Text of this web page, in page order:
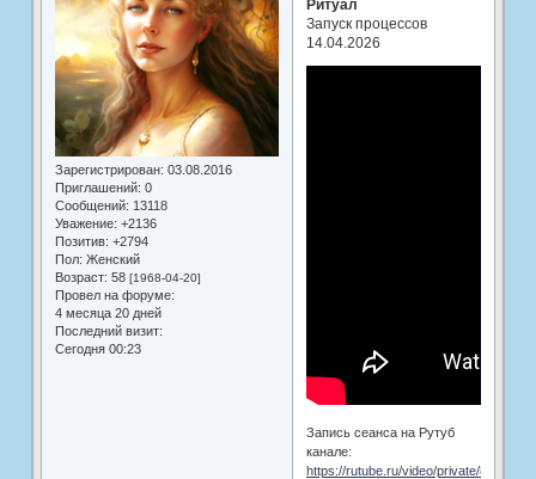
Зарегистрирован: 03.08.2016
Приглашений: 0
Сообщений: 13118
Уважение: +2136
Позитив: +2794
Пол: Женский
Возраст: 58 [1968-04-20]
Провел на форуме:
4 месяца 20 дней
Последний визит:
Сегодня 00:23
Ритуал
Запуск процессов
14.04.2026
Запись сеанса на Рутуб
канале:
https://rutube.ru/video/private/8157531